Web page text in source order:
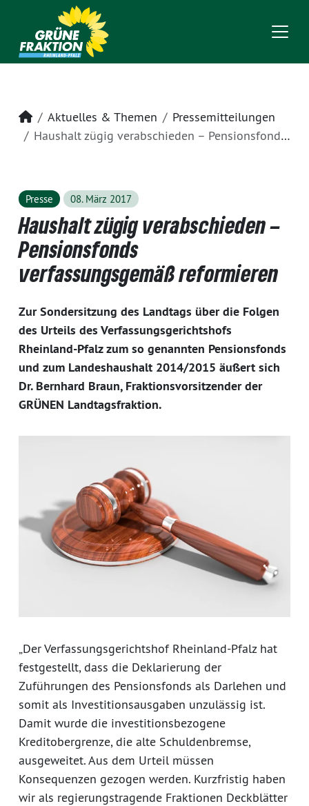
Startseite
Aktuelles & Themen
Pressemitteilungen
Haushalt zügig verabschieden – Pensionsfonds verfassungsgemäß reformieren
Presse 08. März 2017
Haushalt zügig verabschieden –
Pensionsfonds
verfassungsgemäß reformieren
Zur Sondersitzung des Landtags über die Folgen
des Urteils des Verfassungsgerichtshofs
Rheinland-Pfalz zum so genannten Pensionsfonds
und zum Landeshaushalt 2014/2015 äußert sich
Dr. Bernhard Braun, Fraktionsvorsitzender der
GRÜNEN Landtagsfraktion.
„Der Verfassungsgerichtshof Rheinland-Pfalz hat
festgestellt, dass die Deklarierung der
Zuführungen des Pensionsfonds als Darlehen und
somit als Investitionsausgaben unzulässig ist.
Damit wurde die investitionsbezogene
Kreditobergrenze, die alte Schuldenbremse,
ausgeweitet. Aus dem Urteil müssen
Konsequenzen gezogen werden. Kurzfristig haben
wir als regierungstragende Fraktionen Deckblätter